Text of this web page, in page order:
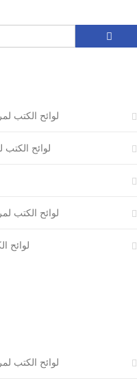
لوائح الكتب
لوائح الكتب
لوائح الكتب
لوائح
لوائح الكتب